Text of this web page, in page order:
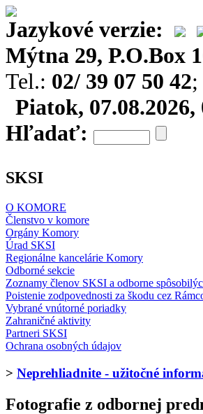
Jazykové verzie:
Mýtna 29, P.O.Box
Tel.: 02/ 39 07 50 42
Piatok, 07.08.2026,
Hľadať:
SKSI
O KOMORE
Členstvo v komore
Orgány Komory
Úrad SKSI
Regionálne kancelárie Komory
Odborné sekcie
Zoznamy členov SKSI a odborne
Poistenie zodpovednosti za škodu cez
Vybrané vnútorné poriadky
Zahraničné aktivity
Partneri SKSI
Ochrana osobných údajov
> Neprehliadnite - užitočné
Fotografie z odbornej